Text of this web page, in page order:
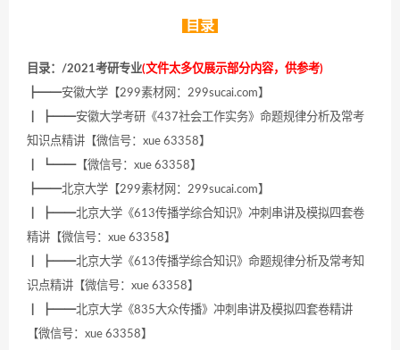
目录
目录：/2021考研专业(文件太多仅展示部分内容，供参考)
┣━━安徽大学【299素材网：299sucai.com】
┃ ┣━━安徽大学考研《437社会工作实务》命题规律分析及常考
知识点精讲【微信号：xue 63358】
┃ ┗━━【微信号：xue 63358】
┣━━北京大学【299素材网：299sucai.com】
┃ ┣━━北京大学《613传播学综合知识》冲刺串讲及模拟四套卷
精讲【微信号：xue 63358】
┃ ┣━━北京大学《613传播学综合知识》命题规律分析及常考知
识点精讲【微信号：xue 63358】
┃ ┣━━北京大学《835大众传播》冲刺串讲及模拟四套卷精讲
【微信号：xue 63358】